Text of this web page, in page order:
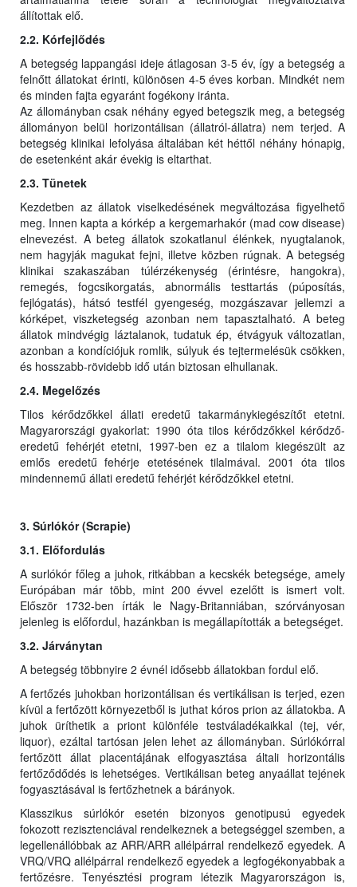
állítottak elő.
2.2. Kórfejlődés
A betegség lappangási ideje átlagosan 3-5 év, így a betegség a
felnőtt állatokat érinti, különösen 4-5 éves korban. Mindkét nem
és minden fajta egyaránt fogékony iránta.
Az állományban csak néhány egyed betegszik meg, a betegség
állományon belül horizontálisan (állatról-állatra) nem terjed. A
betegség klinikai lefolyása általában két héttől néhány hónapig,
de esetenként akár évekig is eltarthat.
2.3. Tünetek
Kezdetben az állatok viselkedésének megváltozása figyelhető
meg. Innen kapta a kórkép a kergemarhakór (mad cow disease)
elnevezést. A beteg állatok szokatlanul élénkek, nyugtalanok,
nem hagyják magukat fejni, illetve közben rúgnak. A betegség
klinikai szakaszában túlérzékenység (érintésre, hangokra),
remegés, fogcsikorgatás, abnormális testtartás (púposítás,
fejlógatás), hátsó testfél gyengeség, mozgászavar jellemzi a
kórképet, viszketegség azonban nem tapasztalható. A beteg
állatok mindvégig láztalanok, tudatuk ép, étvágyuk változatlan,
azonban a kondíciójuk romlik, súlyuk és tejtermelésük csökken,
és hosszabb-rövidebb idő után biztosan elhullanak.
2.4. Megelőzés
Tilos kérődzőkkel állati eredetű takarmánykiegészítőt etetni.
Magyarországi gyakorlat: 1990 óta tilos kérődzőkkel kérődző-
eredetű fehérjét etetni, 1997-ben ez a tilalom kiegészült az
emlős eredetű fehérje etetésének tilalmával. 2001 óta tilos
mindennemű állati eredetű fehérjét kérődzőkkel etetni.
3. Súrlókór (Scrapie)
3.1. Előfordulás
A surlókór főleg a juhok, ritkábban a kecskék betegsége, amely
Európában már több, mint 200 évvel ezelőtt is ismert volt.
Először 1732-ben írták le Nagy-Britanniában, szórványosan
jelenleg is előfordul, hazánkban is megállapították a betegséget.
3.2. Járványtan
A betegség többnyire 2 évnél idősebb állatokban fordul elő.
A fertőzés juhokban horizontálisan és vertikálisan is terjed, ezen
kívül a fertőzött környezetből is juthat kóros prion az állatokba. A
juhok üríthetik a priont különféle testváladékaikkal (tej, vér,
liquor), ezáltal tartósan jelen lehet az állományban. Súrlókórral
fertőzött állat placentájának elfogyasztása általi horizontális
fertőződődés is lehetséges. Vertikálisan beteg anyaállat tejének
fogyasztásával is fertőzhetnek a bárányok.
Klasszikus súrlókór esetén bizonyos genotipusú egyedek
fokozott rezisztenciával rendelkeznek a betegséggel szemben, a
legellenállóbbak az ARR/ARR allélpárral rendelkező egyedek. A
VRQ/VRQ allélpárral rendelkező egyedek a legfogékonyabbak a
fertőzésre. Tenyésztési program létezik Magyarországon is,